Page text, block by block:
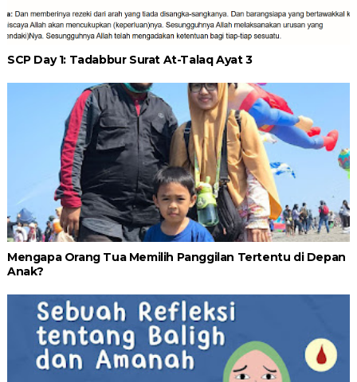
SCP Day 1: Tadabbur Surat At-Talaq Ayat 3
Mengapa Orang Tua Memilih Panggilan Tertentu di Depan
Anak?